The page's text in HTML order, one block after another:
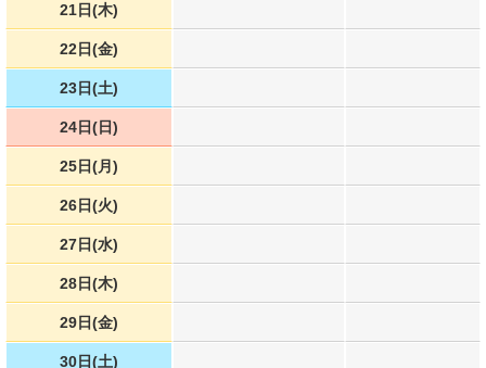
21日(木)
22日(金)
23日(土)
24日(日)
25日(月)
26日(火)
27日(水)
28日(木)
29日(金)
30日(土)